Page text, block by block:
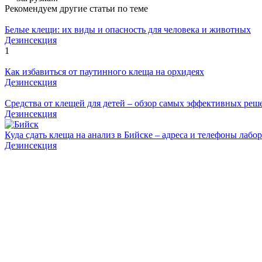
Рекомендуем другие статьи по теме
Белые клещи: их виды и опасность для человека и животных
Дезинсекция
1
Как избавиться от паутинного клеща на орхидеях
Дезинсекция
Средства от клещей для детей – обзор самых эффективных
Дезинсекция
Куда сдать клеща на анализ в Бийске – адреса и телефоны
Дезинсекция